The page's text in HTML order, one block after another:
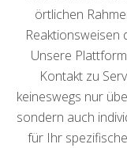
örtlichen
Reaktionsweisen
Unsere
Kontakt zu
keineswegs nur
sondern auch
für Ihr